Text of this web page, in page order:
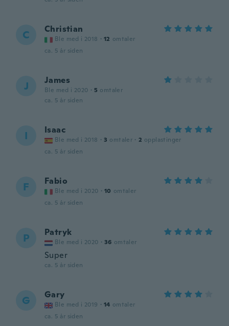
C Christian
Ble med i 2018 · 12 omtaler
ca. 5 år siden
J James
Ble med i 2020 · 5 omtaler
ca. 5 år siden
I Isaac
Ble med i 2018 · 3 omtaler · 2 opplastinger
ca. 5 år siden
F Fabio
Ble med i 2020 · 10 omtaler
ca. 5 år siden
P Patryk
Ble med i 2020 · 36 omtaler
Super
ca. 5 år siden
G Gary
Ble med i 2019 · 14 omtaler
ca. 5 år siden